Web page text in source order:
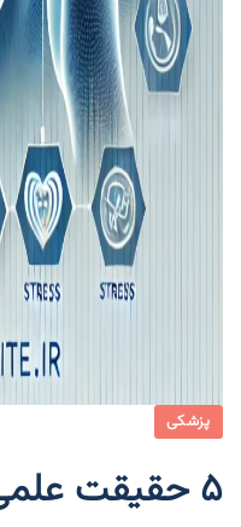
پزشکی
۵ حقیقت